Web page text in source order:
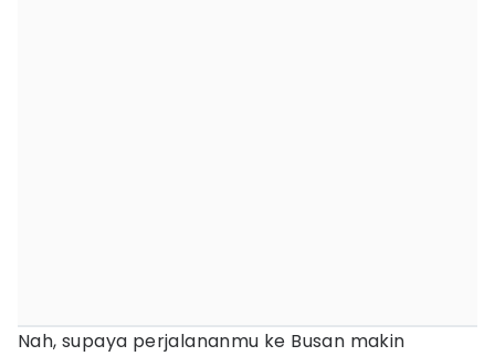
Nah, supaya perjalananmu ke Busan makin